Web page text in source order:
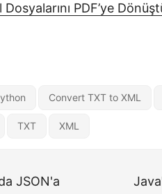
PDF’ye
Convert TXT to XML
TXT XML
JSON'a